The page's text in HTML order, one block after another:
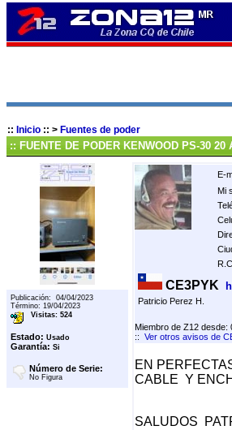
:: Inicio :: > Fuentes de poder
:: FUENTE DE PODER KENWOOD PS-30
Publicación: 04/04/2023
Término: 19/04/2023
Visitas: 524
Estado: Usado
Garantía: Si
Número de Serie:
No Figura
E-
Mi
CE3PYK
Patricio Perez H.
Miembro de Z12 desde:
:: Ver otros avisos de
EN
CABLE Y
Y POR
SALUDOS